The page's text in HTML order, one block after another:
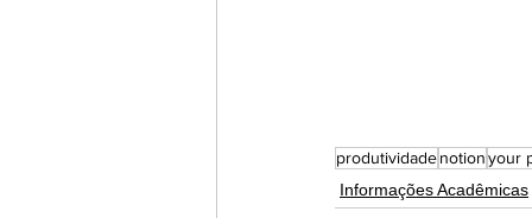
produtividadenotionyour
Informações Acadêmicas